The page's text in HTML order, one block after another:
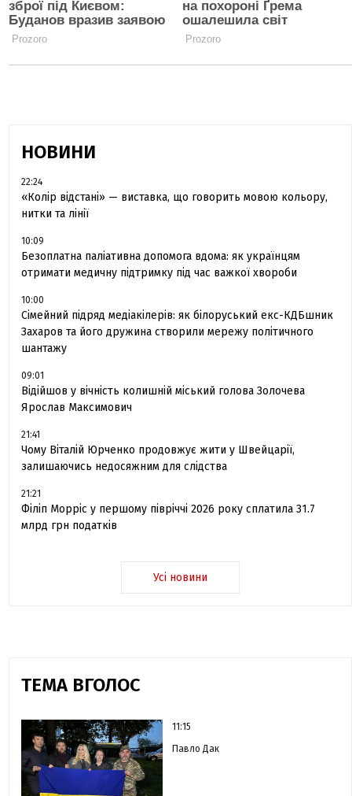
НОВИНИ
22:24
«Колір відстані» — виставка, що говорить мовою кольору,
нитки та лінії
10:09
Безоплатна паліативна допомога вдома: як українцям
отримати медичну підтримку під час важкої хвороби
10:00
Сімейний підряд медіакілерів: як білоруський екс-КДБшник
Захаров та його дружина створили мережу політичного
шантажу
09:01
Відійшов у вічність колишній міський голова Золочева
Ярослав Максимович
21:41
Чому Віталій Юрченко продовжує жити у Швейцарії,
залишаючись недосяжним для слідства
21:21
Філіп Морріс у першому півріччі 2026 року сплатила 31.7
млрд грн податків
Усі новини
ТЕМА ВГОЛОС
11:15
Павло Дак